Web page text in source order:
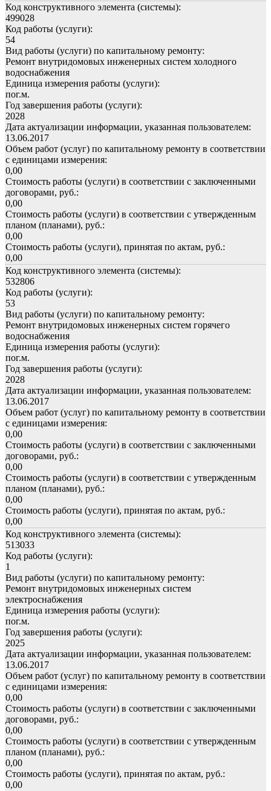
Код конструктивного элемента (системы):
499028
Код работы (услуги):
54
Вид работы (услуги) по капитальному ремонту:
Ремонт внутридомовых инженерных систем холодного
водоснабжения
Единица измерения работы (услуги):
пог.м.
Год завершения работы (услуги):
2028
Дата актуализации информации, указанная пользователем:
13.06.2017
Объем работ (услуг) по капитальному ремонту в соответствии
с единицами измерения:
0,00
Стоимость работы (услуги) в соответствии с заключенными
договорами, руб.:
0,00
Стоимость работы (услуги) в соответствии с утвержденным
планом (планами), руб.:
0,00
Стоимость работы (услуги), принятая по актам, руб.:
0,00
Код конструктивного элемента (системы):
532806
Код работы (услуги):
53
Вид работы (услуги) по капитальному ремонту:
Ремонт внутридомовых инженерных систем горячего
водоснабжения
Единица измерения работы (услуги):
пог.м.
Год завершения работы (услуги):
2028
Дата актуализации информации, указанная пользователем:
13.06.2017
Объем работ (услуг) по капитальному ремонту в соответствии
с единицами измерения:
0,00
Стоимость работы (услуги) в соответствии с заключенными
договорами, руб.:
0,00
Стоимость работы (услуги) в соответствии с утвержденным
планом (планами), руб.:
0,00
Стоимость работы (услуги), принятая по актам, руб.:
0,00
Код конструктивного элемента (системы):
513033
Код работы (услуги):
1
Вид работы (услуги) по капитальному ремонту:
Ремонт внутридомовых инженерных систем
электроснабжения
Единица измерения работы (услуги):
пог.м.
Год завершения работы (услуги):
2025
Дата актуализации информации, указанная пользователем:
13.06.2017
Объем работ (услуг) по капитальному ремонту в соответствии
с единицами измерения:
0,00
Стоимость работы (услуги) в соответствии с заключенными
договорами, руб.:
0,00
Стоимость работы (услуги) в соответствии с утвержденным
планом (планами), руб.:
0,00
Стоимость работы (услуги), принятая по актам, руб.:
0,00